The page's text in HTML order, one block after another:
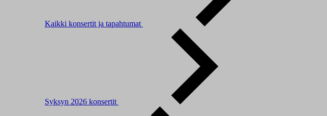
Kaikki konsertit ja tapahtumat
Syksyn 2026 konsertit